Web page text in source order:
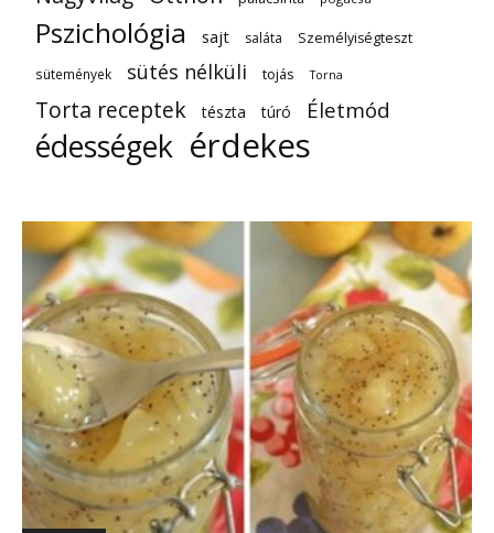
Pszichológia sajt saláta Személyiségteszt
sütemények sütés nélküli tojás Torna
Torta receptek tészta túró Életmód
édességek érdekes